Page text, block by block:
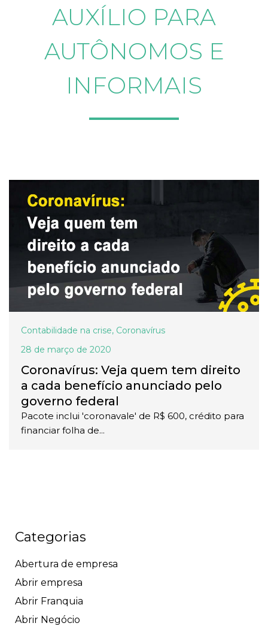
AUXÍLIO PARA
AUTÔNOMOS E
INFORMAIS
Contabilidade na crise, Coronavírus
28 de março de 2020
Coronavírus: Veja quem tem direito
a cada benefício anunciado pelo
governo federal
Pacote inclui 'coronavale' de R$ 600, crédito para
financiar folha de...
Categorias
Abertura de empresa
Abrir empresa
Abrir Franquia
Abrir Negócio